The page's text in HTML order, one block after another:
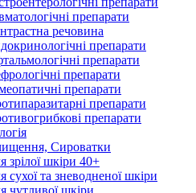
препарати
речовина
препарати
препарати
препарати
препарати
препарати
препарати
Сироватки
зрілої шкіри 40+
сухої та зневодненої шкіри
чутливої шкіри